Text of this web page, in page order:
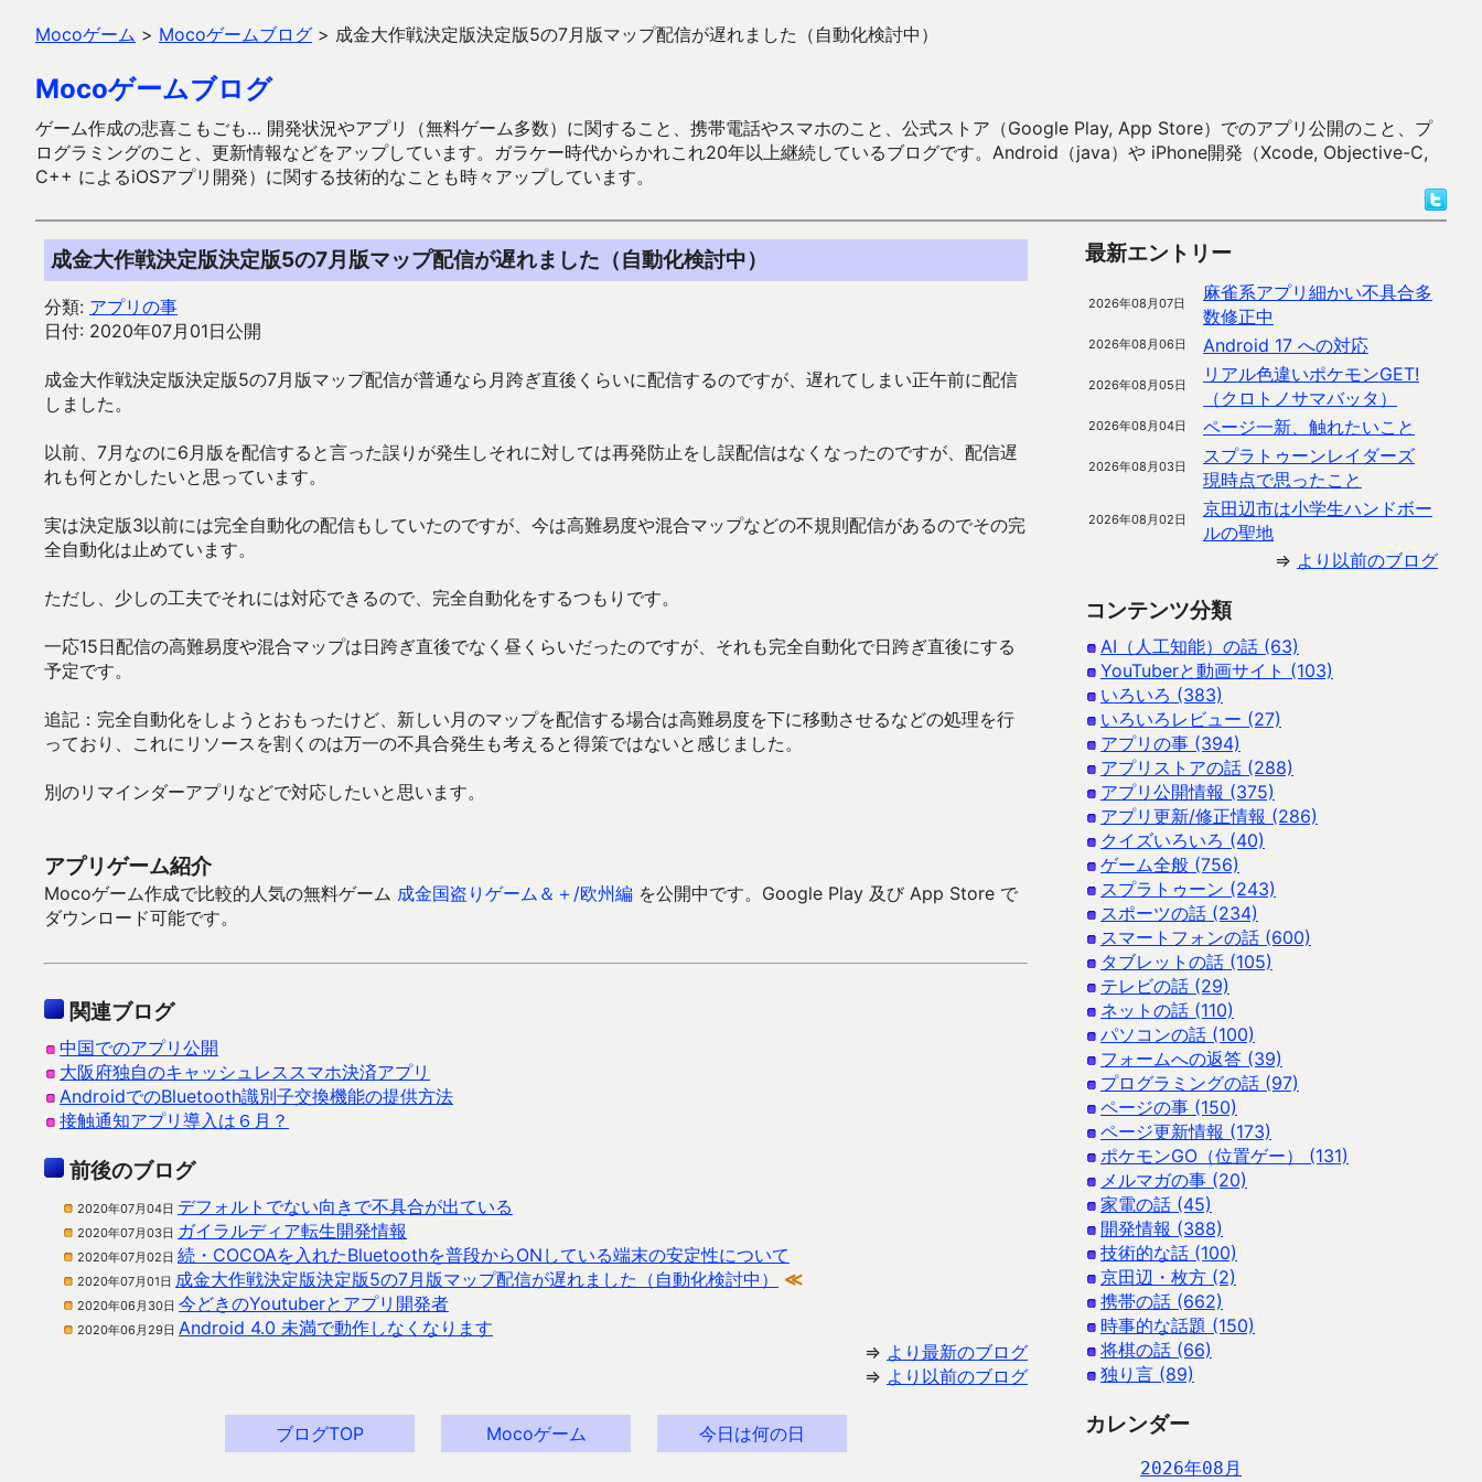
Mocoゲーム > Mocoゲームブログ > 成金大作戦決定版決定版5の7月版マップ配信が遅れました（自動化検討中）
Mocoゲームブログ
ゲーム作成の悲喜こもごも… 開発状況やアプリ（無料ゲーム多数）に関すること、携帯電話やスマホのこと、公式ストア（Google Play, App Store）でのアプリ公開のこと、プ
ログラミングのこと、更新情報などをアップしています。ガラケー時代からかれこれ20年以上継続しているブログです。Android（java）や iPhone開発（Xcode, Objective-C,
C++ によるiOSアプリ開発）に関する技術的なことも時々アップしています。
成金大作戦決定版決定版5の7月版マップ配信が遅れました（自動化検討中）
分類: アプリの事
日付: 2020年07月01日公開
成金大作戦決定版決定版5の7月版マップ配信が普通なら月跨ぎ直後くらいに配信するのですが、遅れてしまい正午前に配信
しました。
以前、7月なのに6月版を配信すると言った誤りが発生しそれに対しては再発防止をし誤配信はなくなったのですが、配信遅
れも何とかしたいと思っています。
実は決定版3以前には完全自動化の配信もしていたのですが、今は高難易度や混合マップなどの不規則配信があるのでその完
全自動化は止めています。
ただし、少しの工夫でそれには対応できるので、完全自動化をするつもりです。
一応15日配信の高難易度や混合マップは日跨ぎ直後でなく昼くらいだったのですが、それも完全自動化で日跨ぎ直後にする
予定です。
追記：完全自動化をしようとおもったけど、新しい月のマップを配信する場合は高難易度を下に移動させるなどの処理を行
っており、これにリソースを割くのは万一の不具合発生も考えると得策ではないと感じました。
別のリマインダーアプリなどで対応したいと思います。
アプリゲーム紹介
Mocoゲーム作成で比較的人気の無料ゲーム 成金国盗りゲーム＆＋/欧州編 を公開中です。Google Play 及び App Store で
ダウンロード可能です。
関連ブログ
中国でのアプリ公開
大阪府独自のキャッシュレススマホ決済アプリ
AndroidでのBluetooth識別子交換機能の提供方法
接触通知アプリ導入は６月？
前後のブログ
2020年07月04日 デフォルトでない向きで不具合が出ている
2020年07月03日 ガイラルディア転生開発情報
2020年07月02日 続・COCOAを入れたBluetoothを普段からONしている端末の安定性について
2020年07月01日 成金大作戦決定版決定版5の7月版マップ配信が遅れました（自動化検討中） ≪
2020年06月30日 今どきのYoutuberとアプリ開発者
2020年06月29日 Android 4.0 未満で動作しなくなります
⇒ より最新のブログ
⇒ より以前のブログ
ブログTOP Mocoゲーム 今日は何の日
最新エントリー
2026年08月07日
麻雀系アプリ細かい不具合多
数修正中
2026年08月06日 Android 17 への対応
2026年08月05日
リアル色違いポケモンGET!
（クロトノサマバッタ）
2026年08月04日 ページ一新、触れたいこと
2026年08月03日
スプラトゥーンレイダーズ
現時点で思ったこと
2026年08月02日
京田辺市は小学生ハンドボー
ルの聖地
⇒ より以前のブログ
コンテンツ分類
AI（人工知能）の話 (63)
YouTuberと動画サイト (103)
いろいろ (383)
いろいろレビュー (27)
アプリの事 (394)
アプリストアの話 (288)
アプリ公開情報 (375)
アプリ更新/修正情報 (286)
クイズいろいろ (40)
ゲーム全般 (756)
スプラトゥーン (243)
スポーツの話 (234)
スマートフォンの話 (600)
タブレットの話 (105)
テレビの話 (29)
ネットの話 (110)
パソコンの話 (100)
フォームへの返答 (39)
プログラミングの話 (97)
ページの事 (150)
ページ更新情報 (173)
ポケモンGO（位置ゲー） (131)
メルマガの事 (20)
家電の話 (45)
開発情報 (388)
技術的な話 (100)
京田辺・枚方 (2)
携帯の話 (662)
時事的な話題 (150)
将棋の話 (66)
独り言 (89)
カレンダー
2026年08月